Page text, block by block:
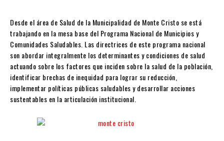
Desde el área de Salud de la Municipalidad de Monte Cristo se está
trabajando en la mesa base del Programa Nacional de Municipios y
Comunidades Saludables. Las directrices de este programa nacional
son abordar integralmente los determinantes y condiciones de salud
actuando sobre los factores que inciden sobre la salud de la población,
identificar brechas de inequidad para lograr su reducción,
implementar políticas públicas saludables y desarrollar acciones
sustentables en la articulación institucional.